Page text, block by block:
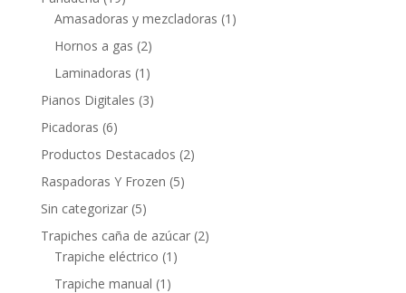
Amasadoras y mezcladoras (1)
Hornos a gas (2)
Laminadoras (1)
Pianos Digitales (3)
Picadoras (6)
Productos Destacados (2)
Raspadoras Y Frozen (5)
Sin categorizar (5)
Trapiches caña de azúcar (2)
Trapiche eléctrico (1)
Trapiche manual (1)